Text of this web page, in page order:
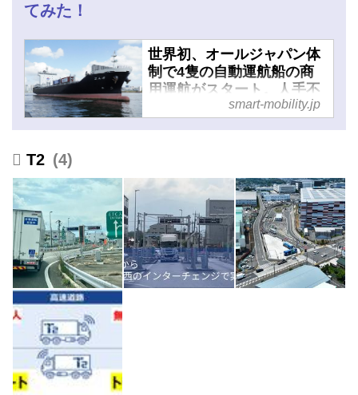
てみた！
世界初、オールジャパン体
制で4隻の自動運航船の商
用運航がスタート。人手不
足の解消と事故の減少に期
smart-mobility.jp
T2 4